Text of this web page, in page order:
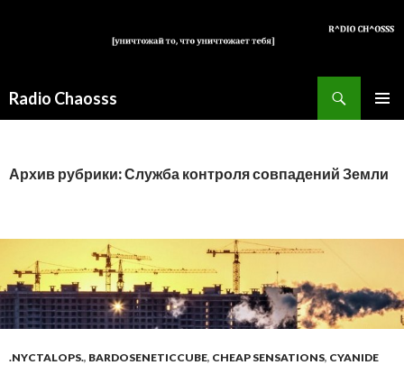
Radio Chaosss
Архив рубрики: Служба контроля совпадений Земли
.NYCTALOPS., BARDOSENETICCUBE, CHEAP SENSATIONS, CYANIDE